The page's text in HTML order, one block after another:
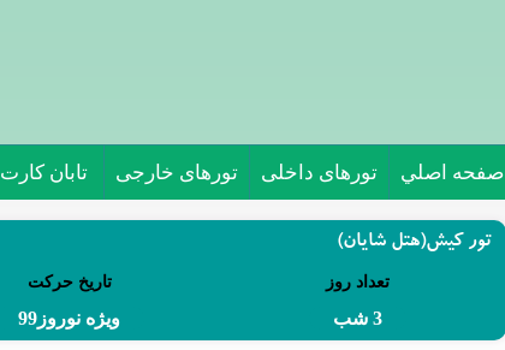
صفحه اصلي تورهای داخلی تورهای خارجی تابان کارت
تور کیش(هتل شایان)
تعداد روز تاریخ حرکت
3 شب ویژه نوروز99